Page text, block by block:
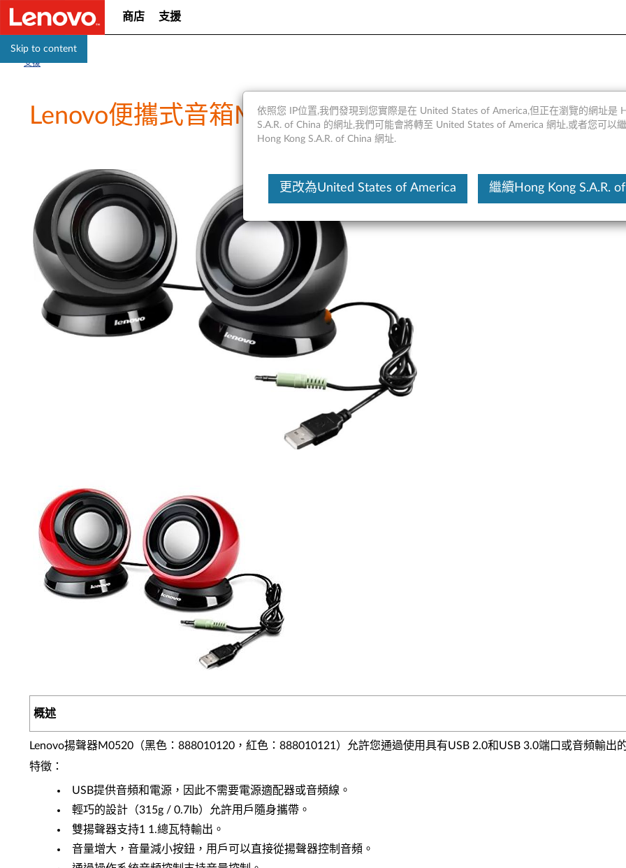
Skip to content
商店 支援
支援
Lenovo便攜式音箱M0520
概述
Lenovo揚聲器M0520（黑色：888010120，紅色：888010121）允許您通過使用具有USB 2.0和USB 3.0端口或音頻輸出
特徵：
USB提供音頻和電源，因此不需要電源適配器或音頻線。
輕巧的設計（315g / 0.7lb）允許用戶隨身攜帶。
雙揚聲器支持1 1.總瓦特輸出。
音量增大，音量減小按鈕，用戶可以直接從揚聲器控制音頻。
依照您 IP位置,我們發現到您實際是在 United States of America,但正在瀏覽的網址是
S.A.R. of China 的網址,我們可能會將轉至 United States of America 網址,或者您可以
Hong Kong S.A.R. of China 網址.
更改為United States of America 繼續Hong Kong S.A.R.